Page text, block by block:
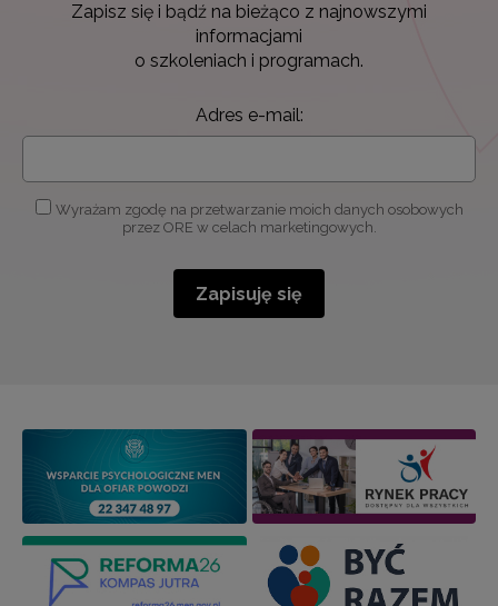
Zapisz się i bądź na bieżąco z najnowszymi
informacjami
o szkoleniach i programach.
Adres e-mail:
Wyrażam zgodę na przetwarzanie moich danych osobowych
przez ORE w celach marketingowych.
Zapisuję się